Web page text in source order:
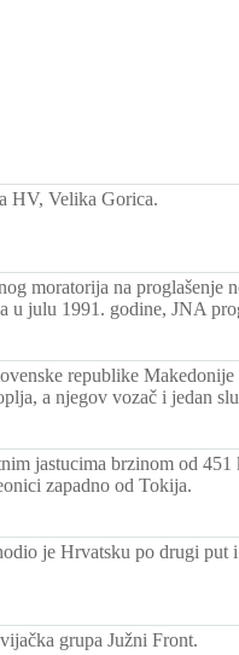
HV, Velika Gorica.
moratorija na proglašenje
u julu 1991. godine, JNA
republike
a njegov vozač i jedan
jastucima brzinom od
zapadno od Tokija.
je Hrvatsku po drugi
grupa Južni Front.